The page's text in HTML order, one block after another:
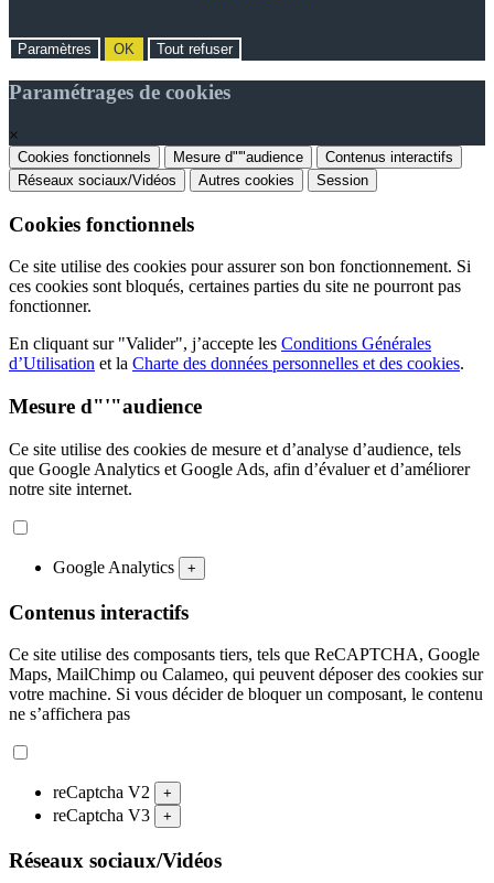
Paramètres OK Tout refuser
Paramétrages de cookies
×
Cookies fonctionnels Mesure d"'"audience
Contenus interactifs
Réseaux sociaux/Vidéos
Autres cookies Session
Cookies fonctionnels
Ce site utilise des cookies pour assurer son bon fonctionnement. Si
ces cookies sont bloqués, certaines parties du site ne pourront pas
fonctionner.
En cliquant sur "Valider", j’accepte les Conditions Générales
d’Utilisation et la Charte des données personnelles et des cookies.
Mesure d"'"audience
Ce site utilise des cookies de mesure et d’analyse d’audience, tels
que Google Analytics et Google Ads, afin d’évaluer et d’améliorer
notre site internet.
Google Analytics +
Contenus interactifs
Ce site utilise des composants tiers, tels que ReCAPTCHA, Google
Maps, MailChimp ou Calameo, qui peuvent déposer des cookies sur
votre machine. Si vous décider de bloquer un composant, le contenu
ne s’affichera pas
reCaptcha V2 +
reCaptcha V3 +
Réseaux sociaux/Vidéos